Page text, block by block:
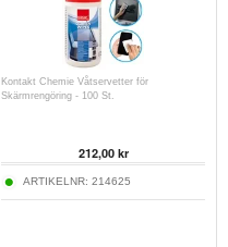
Kontakt Chemie Våtservetter för
Skärmrengöring - 100 St.
212,00kr
ARTIKELNR: 214625